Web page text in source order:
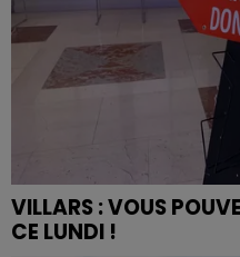
VILLARS : VOUS
CE LUNDI !